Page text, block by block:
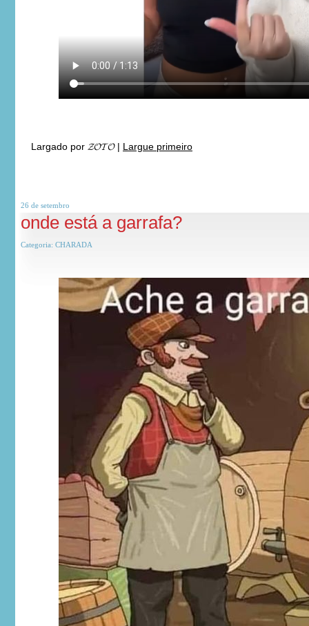
Largado por 𝓩𝓞𝓣𝓞| Largue primeiro
26 de setembro
onde está a garrafa?
Categoria: CHARADA